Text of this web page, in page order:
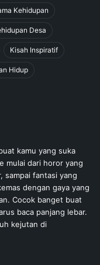
Kehidupan
Desa
Kisah Inspiratif
Hidup
kamu yang suka
mulai dari horor yang
sampai fantasi yang
dengan gaya yang
Cocok banget buat
baca panjang lebar.
kejutan di